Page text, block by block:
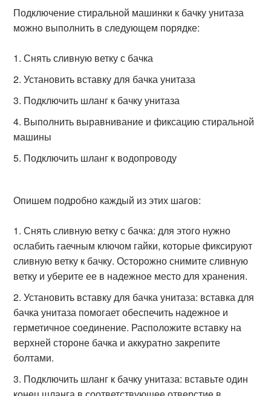
Подключение стиральной машинки к бачку унитаза
можно выполнить в следующем порядке:
Снять сливную ветку с бачка
Установить вставку для бачка унитаза
Подключить шланг к бачку унитаза
Выполнить выравнивание и фиксацию стиральной
машины
Подключить шланг к водопроводу
Опишем подробно каждый из этих шагов:
Снять сливную ветку с бачка: для этого нужно
ослабить гаечным ключом гайки, которые фиксируют
сливную ветку к бачку. Осторожно снимите сливную
ветку и уберите ее в надежное место для хранения.
Установить вставку для бачка унитаза: вставка для
бачка унитаза помогает обеспечить надежное и
герметичное соединение. Расположите вставку на
верхней стороне бачка и аккуратно закрепите
болтами.
Подключить шланг к бачку унитаза: вставьте один